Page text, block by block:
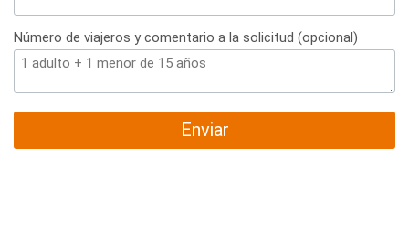
Número de viajeros y comentario a la solicitud (opcional)
Enviar